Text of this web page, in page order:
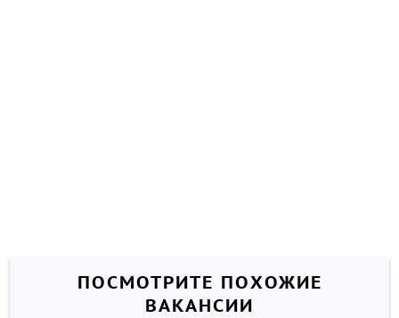
ПОСМОТРИТЕ ПОХОЖИЕ
ВАКАНСИИ